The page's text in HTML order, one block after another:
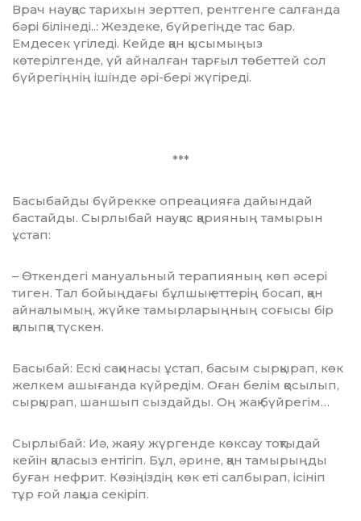
Врач науқас тарихын зерттеп, рентгенге салғанда
бәрі білінеді..: Жездеке, бүй­регіңде тас бар.
Емдесек үгіледі. Кейде қан қысымыңыз
көтерілгенде, үй айналған тарғыл төбеттей сол
бүйрегіңнің ішінде әрі-бері жүгіреді.
***
Басыбайды бүйрекке опреацияға дайындай
бастайды. Сырлыбай науқас қария­ның тамырын
ұстап:
– Өткендегі мануальный терапияның көп әсері
тиген. Тал бойыңдағы бұлшық етте­рің босап, қан
айналымың, жүйке та­мыр­ларыңның соғысы бір
қалыпқа түскен.
Басыбай: Ескі сақинасы ұстап, басым сырқырап, көк
желкем ашығанда күйредім. Оған белім қосылып,
сырқырап, шаншып сыздайды. Оң жақ бүйрегім…
Сырлыбай: Иә, жаяу жүргенде көксау тоқтыдай
кейін қаласыз ентігіп. Бұл, әрине, қан тамырыңды
буған нефрит. Көзіңіздің көк еті салбырап, ісініп
тұр ғой лақша секіріп.